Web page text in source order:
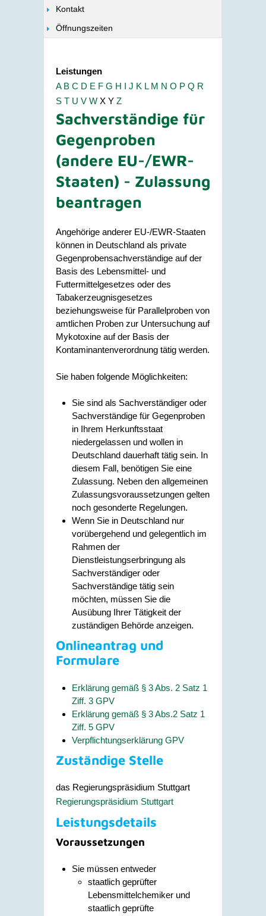
Kontakt
Öffnungszeiten
Leistungen
A B C D E F G H I J K L M N O P Q R
S T U V W X Y Z
Sachverständige für
Gegenproben
(andere EU-/EWR-
Staaten) - Zulassung
beantragen
Angehörige anderer EU-/EWR-Staaten
können in Deutschland als private
Gegenprobensachverständige auf der
Basis des Lebensmittel- und
Futtermittelgesetzes oder des
Tabakerzeugnisgesetzes
beziehungsweise für Parallelproben von
amtlichen Proben zur Untersuchung auf
Mykotoxine auf der Basis der
Kontaminantenverordnung tätig werden.
Sie haben folgende Möglichkeiten:
Sie sind als Sachverständiger oder
Sachverständige für Gegenproben
in Ihrem Herkunftsstaat
niedergelassen und wollen in
Deutschland dauerhaft tätig sein. In
diesem Fall, benötigen Sie eine
Zulassung. Neben den allgemeinen
Zulassungsvoraussetzungen gelten
noch gesonderte Regelungen.
Wenn Sie in Deutschland nur
vorübergehend und gelegentlich im
Rahmen der
Dienstleistungserbringung als
Sachverständiger oder
Sachverständige tätig sein
möchten, müssen Sie die
Ausübung Ihrer Tätigkeit der
zuständigen Behörde anzeigen.
Onlineantrag und
Formulare
Erklärung gemäß § 3 Abs. 2 Satz 1
Ziff. 3 GPV
Erklärung gemäß § 3 Abs.2 Satz 1
Ziff. 5 GPV
Verpflichtungserklärung GPV
Zuständige Stelle
das Regierungspräsidium Stuttgart
Regierungspräsidium Stuttgart
Leistungsdetails
Voraussetzungen
Sie müssen entweder
staatlich geprüfter
Lebensmittelchemiker und
staatlich geprüfte